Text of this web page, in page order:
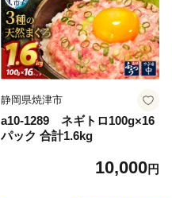
静岡県焼津市
a10-1289 ネギトロ100g×16
パック 合計1.6kg
10,000円